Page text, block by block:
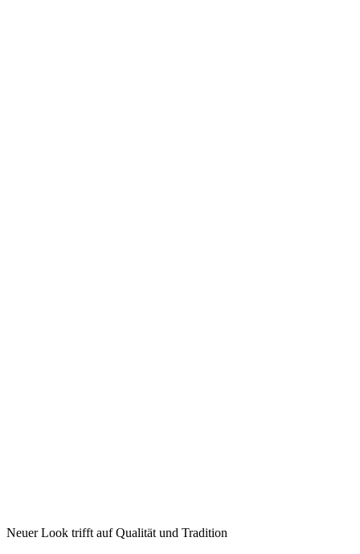
Neuer Look trifft auf Qualität und Tradition